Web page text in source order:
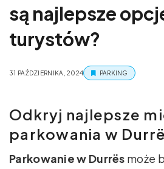
są najlepsze
turystów?
31 PAŹDZIERNIKA, 2024 PARKING
Odkryj najlepsze
parkowania w
Parkowanie w Durrës może